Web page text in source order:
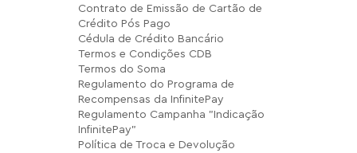
Contrato de Emissão de Cartão de
Crédito Pós Pago
Cédula de Crédito Bancário
Termos e Condições CDB
Termos do Soma
Regulamento do Programa de
Recompensas da InfinitePay
Regulamento Campanha "Indicação
InfinitePay"
Política de Troca e Devolução